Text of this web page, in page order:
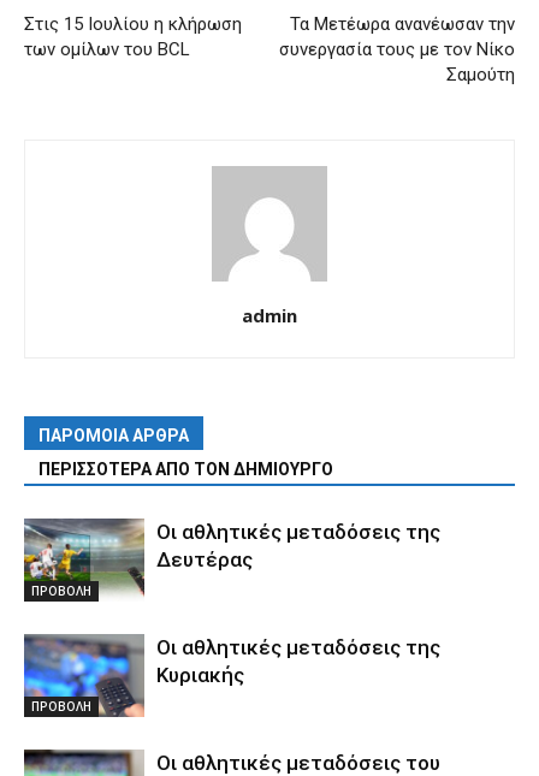
Στις 15 Ιουλίου η κλήρωση
των ομίλων του BCL
Τα Μετέωρα ανανέωσαν την
συνεργασία τους με τον Νίκο
Σαμούτη
admin
ΠΑΡΟΜΟΙΑ ΑΡΘΡΑ
ΠΕΡΙΣΣΟΤΕΡΑ ΑΠΟ ΤΟΝ ΔΗΜΙΟΥΡΓΟ
ΠΡΟΒΟΛΗ
Οι αθλητικές μεταδόσεις της
Δευτέρας
ΠΡΟΒΟΛΗ
Οι αθλητικές μεταδόσεις της
Κυριακής
Οι αθλητικές μεταδόσεις του